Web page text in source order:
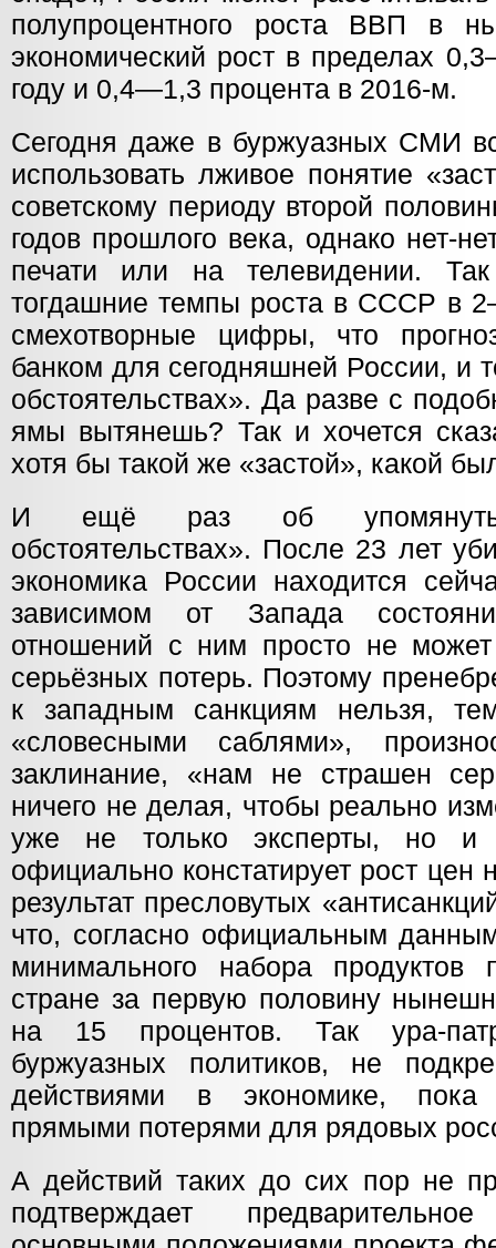
полупроцентного роста ВВП в
экономический рост в пределах
году и 0,4—1,3 процента в 2016-м.
Сегодня даже в буржуазных СМИ
использовать лживое понятие
советскому периоду второй
годов прошлого века, однако нет-
печати или на телевидении.
тогдашние темпы роста в СССР в
смехотворные цифры, что
банком для сегодняшней России, и
обстоятельствах». Да разве с
ямы вытянешь? Так и хочется
хотя бы такой же «застой», какой
И ещё раз об упомянутых
обстоятельствах». После 23 лет
экономика России находится
зависимом от Запада
отношений с ним просто не
серьёзных потерь. Поэтому
к западным санкциям нельзя,
«словесными саблями»,
заклинание, «нам не страшен
ничего не делая, чтобы реально
уже не только эксперты, но и
официально констатирует рост цен
результат пресловутых
что, согласно официальным
минимального набора
стране за первую половину
на 15 процентов. Так ура-
буржуазных политиков, не
действиями в экономике, пока
прямыми потерями для рядовых
А действий таких до сих пор не
подтверждает